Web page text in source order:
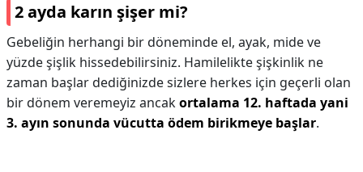
2 ayda karın şişer mi?
Gebeliğin herhangi bir döneminde el, ayak, mide ve
yüzde şişlik hissedebilirsiniz. Hamilelikte şişkinlik ne
zaman başlar dediğinizde sizlere herkes için geçerli olan
bir dönem veremeyiz ancakortalama 12. haftada yani
3. ayın sonunda vücutta ödem birikmeye başlar.